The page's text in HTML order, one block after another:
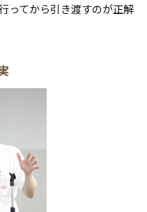
ってから引き渡すのが正解